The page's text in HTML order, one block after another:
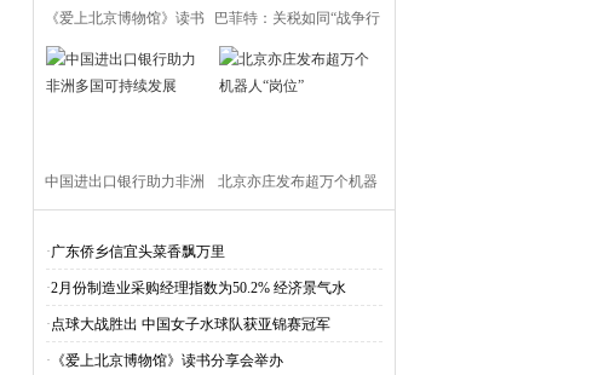
《爱上北京博物馆》读书 巴菲特：关税如同“战争行
中国进出口银行助力非洲 北京亦庄发布超万个机器
·广东侨乡信宜头菜香飘万里
·2月份制造业采购经理指数为50.2% 经济景气水
·点球大战胜出 中国女子水球队获亚锦赛冠军
· 《爱上北京博物馆》读书分享会举办